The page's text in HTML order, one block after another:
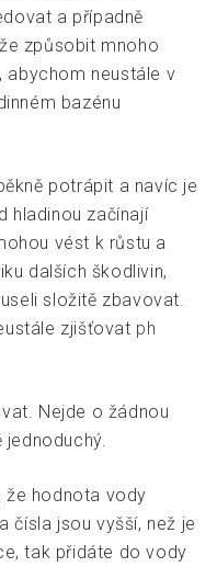
a případně
způsobit mnoho
abychom neustále v
bazénu
potrápit a navíc je
hladinou začínají
vést k růstu a
dalších škodlivin,
složitě zbavovat.
zjišťovat ph
Nejde o žádnou
že hodnota vody
čísla jsou vyšší, než je
tak přidáte do vody